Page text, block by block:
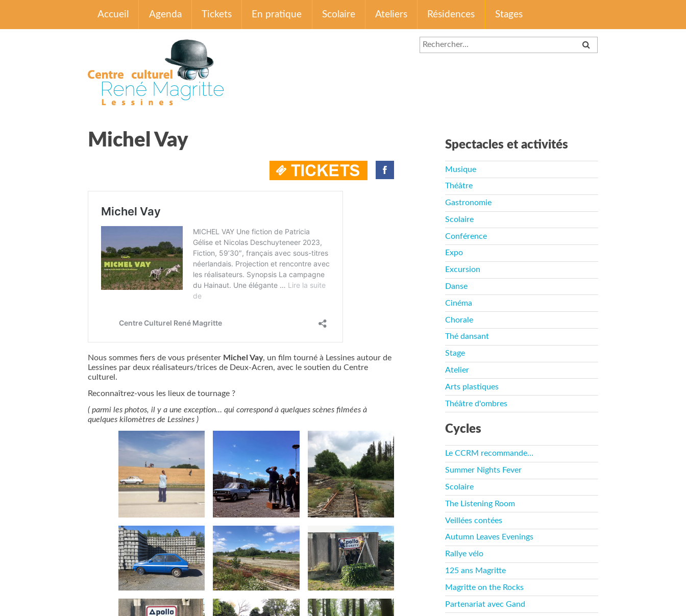
Accueil Agenda Tickets En pratique Scolaire Ateliers Résidences Stages
Michel Vay
Nous sommes fiers de vous présenter Michel Vay, un film tourné à Lessines autour de
Lessines par deux réalisateurs/trices de Deux-Acren, avec le soutien du Centre
culturel.
Reconnaîtrez-vous les lieux de tournage ?
( parmi les photos, il y a une exception… qui correspond à quelques scènes filmées à
quelques kilomètres de Lessines )
Spectacles et activités
Musique
Théâtre
Gastronomie
Scolaire
Conférence
Expo
Excursion
Danse
Cinéma
Chorale
Thé dansant
Stage
Atelier
Arts plastiques
Théâtre d'ombres
Cycles
Le CCRM recommande…
Summer Nights Fever
Scolaire
The Listening Room
Veillées contées
Autumn Leaves Evenings
Rallye vélo
125 ans Magritte
Magritte on the Rocks
Partenariat avec Gand